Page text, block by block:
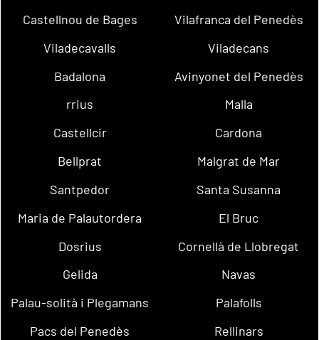
Castellnou de Bages
Vilafranca del Penedès
Viladecavalls
Viladecans
Badalona
Avinyonet del Penedès
rrius
Malla
Castellcir
Cardona
Bellprat
Malgrat de Mar
Santpedor
Santa Susanna
Maria de Palautordera
El Bruc
Dosrius
Cornellà de Llobregat
Gelida
Navas
Palau-solità i Plegamans
Palafolls
Pacs del Penedès
Rellinars